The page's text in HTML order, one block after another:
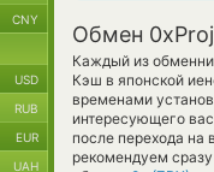
Обмен
Каждый из
Кэш в японской
временами
интересующего
после перехода на
рекомендуем
CNY
USD
RUB
EUR
UAH